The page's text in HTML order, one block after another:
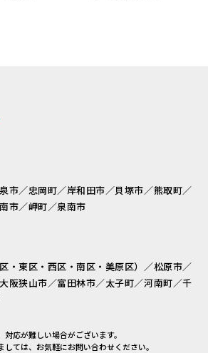
市／忠岡町／岸和田市／貝塚市／熊取町／
市／岬町／泉南市
・東区・西区・南区・美原区）／松原市／
阪狭山市／富田林市／太子町／河南町／千
応が難しい場合がございます。
ては、お気軽にお問い合わせください。